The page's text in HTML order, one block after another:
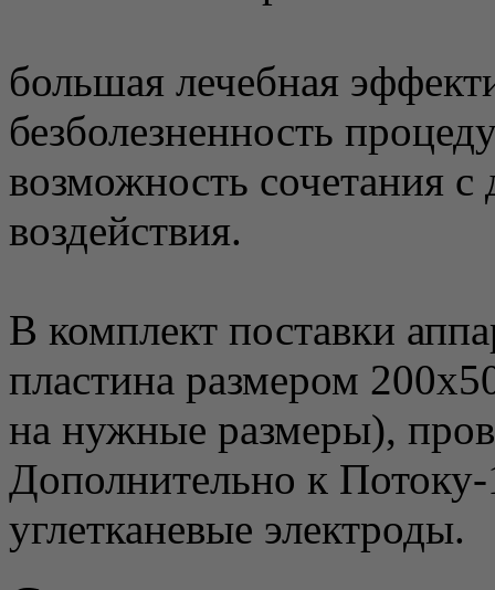
большая лечебная
безболезненность
возможность сочетания
воздействия.
В комплект поставки
пластина размером
на нужные размеры),
Дополнительно к
углетканевые электроды.